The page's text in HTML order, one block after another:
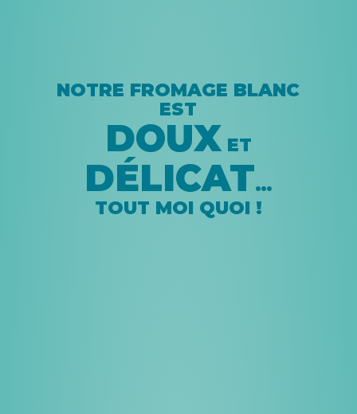
NOTRE FROMAGE BLANC
EST
DOUXET
DÉLICAT…
TOUT MOI QUOI !